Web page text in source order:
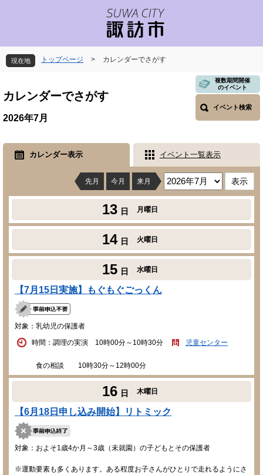
先
頭
す
を
飛
し
本
へ
現在地 トップページ > カレンダーでさがす
文
カレンダーでさがす
複数期間開催
のイベント
イベント検索
2026年7月
カレンダー表示 イベント一覧表示
先月 今月 来月
13 日 月曜日
14 日 火曜日
15 日 水曜日
【7月15日実施】もぐもぐごっくん
対象：乳幼児の保護者
時間：調理の実演 10時00分～10時30分
食の相談 10時30分～12時00分
児童センター
16 日 木曜日
【6月18日申し込み開始】リトミック
対象：およそ1歳4か月～3歳（未就園）の子どもとその保護者
※運動要素も多くあります。ある程度お子さんがひとりで走れるようにさ